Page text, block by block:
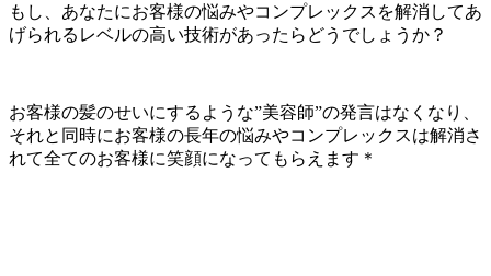
もし、あなたにお客様の悩みやコンプレックスを解消してあ
げられるレベルの高い技術があったらどうでしょうか？
お客様の髪のせいにするような”美容師”の発言はなくなり、
それと同時にお客様の長年の悩みやコンプレックスは解消さ
れて全てのお客様に笑顔になってもらえます＊